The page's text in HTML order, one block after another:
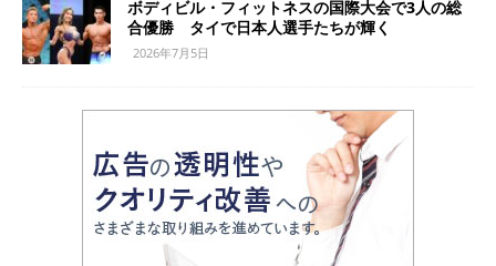
ボディビル・フィットネスの国際大会で3人の総
合優勝 タイで日本人選手たちが輝く
2026年7月5日